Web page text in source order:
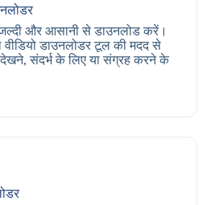
और आसानी से डाउनलोड करें।
डाउनलोडर टूल की मदद से
संदर्भ के लिए या संग्रह करने के